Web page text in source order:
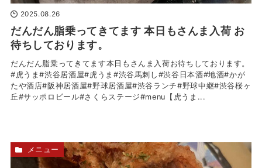
2025.08.26
だんだん脂乗ってきてます 本日もさんま入荷 お
待ちしております。
だんだん脂乗ってきてます本日もさんま入荷お待ちしております。
#虎うま#渋谷居酒屋#虎うま#渋谷馬刺し#渋谷日本酒#地酒#かが
たや酒店#阪神居酒屋#野球居酒屋#渋谷ランチ#野球中継#渋谷桜ヶ
丘#サッポロビール#さくらステージ#menu【虎うま...
メニュー